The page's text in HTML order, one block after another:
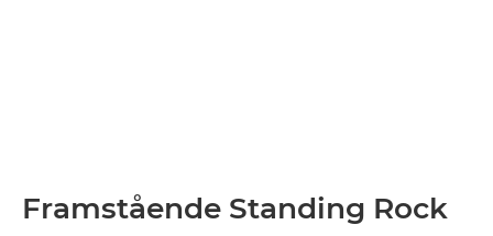
Framstående Standing Rock